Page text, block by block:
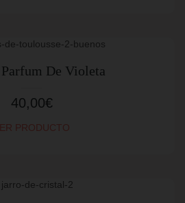
De Violeta
40,00€
PRODUCTO